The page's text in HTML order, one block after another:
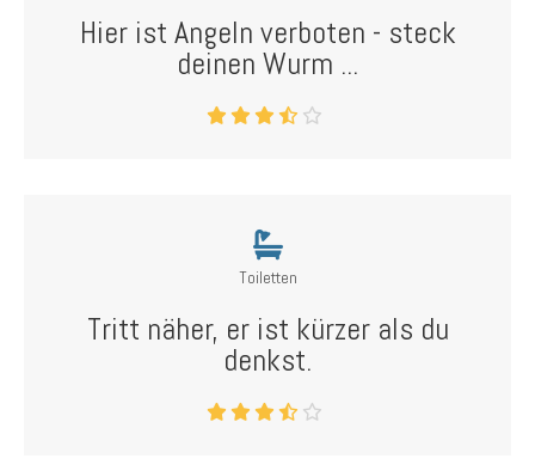
Hier ist Angeln verboten - steck
deinen Wurm ...
Toiletten
Tritt näher, er ist kürzer als du
denkst.